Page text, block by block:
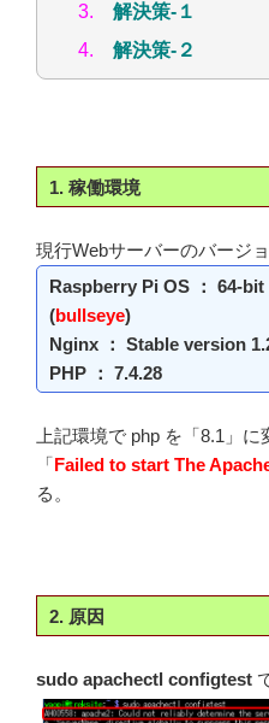
3. 解決策-１
4. 解決策-２
1. 稼働環境
現行Webサーバーのバージョ
Raspberry Pi OS ： 64-
(bullseye)
Nginx ： Stable version
PHP ： 7.4.28
上記環境で php を「8.1」
「Failed to start The
る。
2. 原因
sudo apachectl configtest